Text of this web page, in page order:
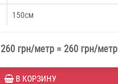
150см
260 грн/метр = 260 грн/метр
В КОРЗИНУ